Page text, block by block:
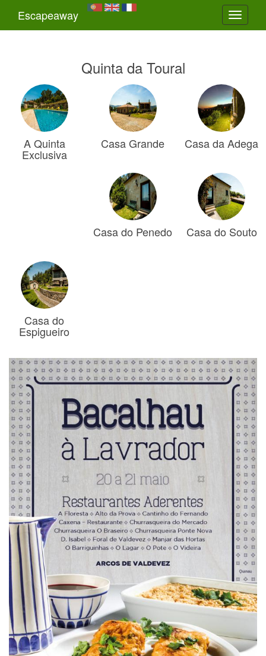
Toggle
Escapeaway
Quinta da Toural
A Quinta
Exclusiva
Casa Grande Casa da Adega
Casa do Penedo Casa do Souto
Casa do
Espigueiro